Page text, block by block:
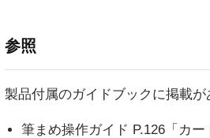
参照
製品付属のガイドブックに掲載が
筆まめ操作ガイド P.126「カー